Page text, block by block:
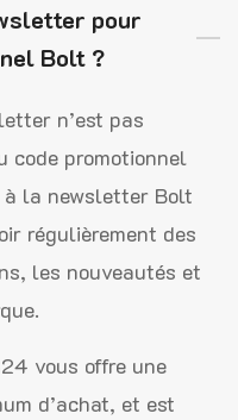
pour
Bolt ?
n’est pas
code promotionnel
à la newsletter Bolt
régulièrement des
les nouveautés et
vous offre une
d’achat, et est